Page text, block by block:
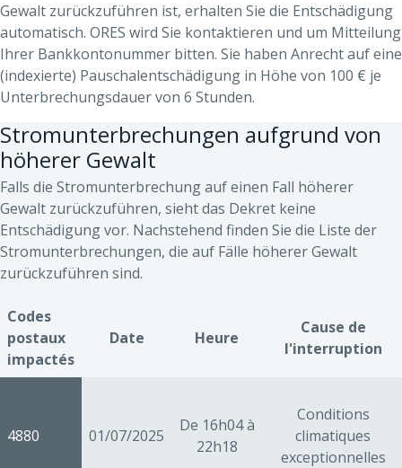
Gewalt zurückzuführen ist, erhalten Sie die Entschädigung
automatisch. ORES wird Sie kontaktieren und um Mitteilung
Ihrer Bankkontonummer bitten. Sie haben Anrecht auf eine
(indexierte) Pauschalentschädigung in Höhe von 100 € je
Unterbrechungsdauer von 6 Stunden.
Stromunterbrechungen aufgrund von
höherer Gewalt
Falls die Stromunterbrechung auf einen Fall höherer
Gewalt zurückzuführen, sieht das Dekret keine
Entschädigung vor. Nachstehend finden Sie die Liste der
Stromunterbrechungen, die auf Fälle höherer Gewalt
zurückzuführen sind.
Codes
postaux
impactés
Date Heure
Cause de
l'interruption
4880 01/07/2025
De 16h04 à
22h18
Conditions
climatiques
exceptionnelles